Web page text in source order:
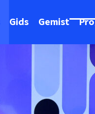
Gids Gemist